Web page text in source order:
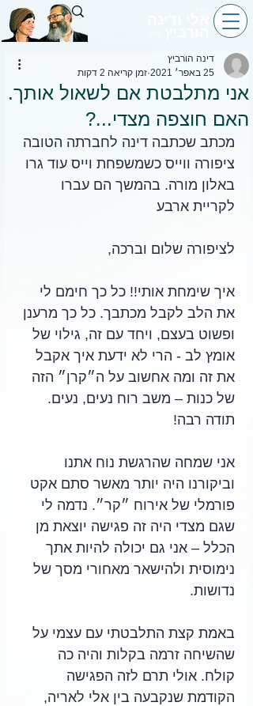
אני מתלבטת אם לשאול אותך.
האם חוצפה מצדי...?
דינה הורביץ
25 באפר׳ 2021
זמן קריאה 2 דקות
מכתב שכתבה דינה לחברתה הטובה
ציפורה ווייס כשמשפחת וייס עוד גרו
באלון מורה. בהמשך הם עברו
לקריית ארבע
לציפורה שלום וברכה,
איך שימחת אותי!! כל כך חימם לי
את הלב לקבל מכתבך. כל כך מרענן
ופשוט בעצם, ויחד עם זה, גילוי של
אומץ לב - הרי לא ידעת איך אקבל
את זה ומה אחשוב על ה״קרן״ הזה
של כנות – משב רוח נעים, נעים.
תודה רבה!
אני שמחה שהרגשת נוח אתנו
וביקורנו היה יותר מאשר סתם אקט
פורמלי של אירוח ״קר״. נדמה לי
שגם מצדי היה זה פגישה יוצאת מן
הכלל – אני גם יכולה להיות אתך
נימוסית ולהישאר מאחורי מסך של
נדושות.
באמת קצת התלבטתי עם עצמי על
שהשיחה זרמה בקלות והיה כה
קולח. אולי תרם לזה הפגישה
הקודמת שנקבעה בין אלי לאריה,